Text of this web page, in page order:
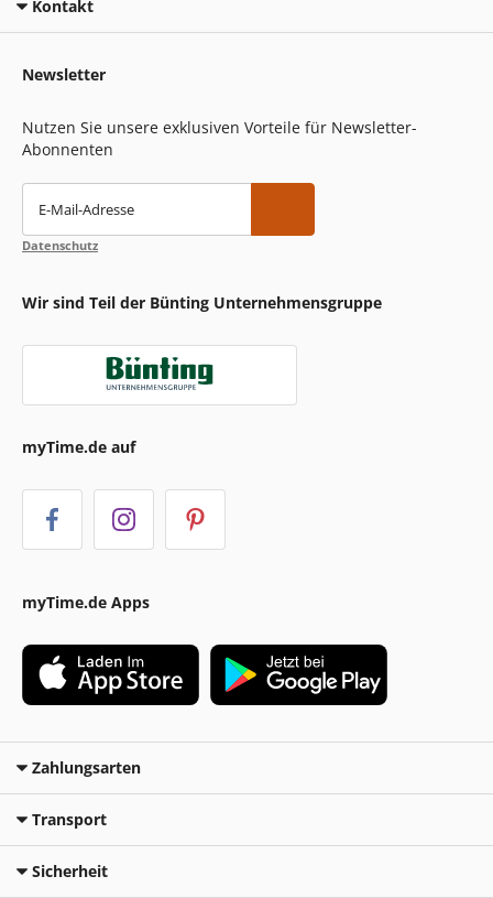
Kontakt
Newsletter
Nutzen Sie unsere exklusiven Vorteile für Newsletter-
Abonnenten
E-Mail-Adresse
Datenschutz
Wir sind Teil der Bünting Unternehmensgruppe
myTime.de auf
myTime.de Apps
Zahlungsarten
Transport
Sicherheit